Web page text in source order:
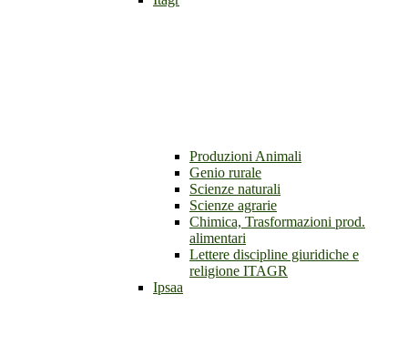
Produzioni Animali
Genio rurale
Scienze naturali
Scienze agrarie
Chimica, Trasformazioni prod.
alimentari
Lettere discipline giuridiche e
religione ITAGR
Ipsaa